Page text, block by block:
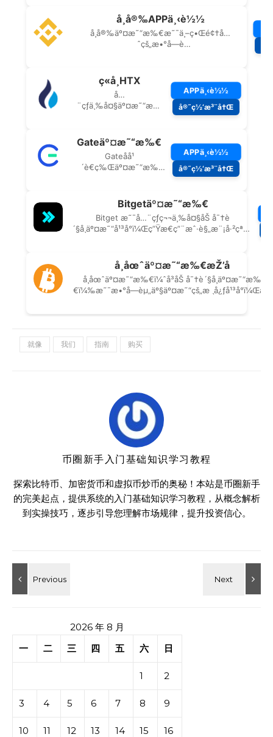
就像 我们 指南 购买
币圈新手入门基础知识学习教程
探索比特币、加密货币和虚拟币炒币的奥秘！本站是币圈新手
的完美起点，提供系统的入门基础知识学习教程，从概念解析
到实操技巧，逐步引导您理解市场规律，提升投资信心。
2026 年 8 月
一
二 三 四 五 六 日
1 2
3 4 5 6 7 8 9
10 11 12 13 14 15 16